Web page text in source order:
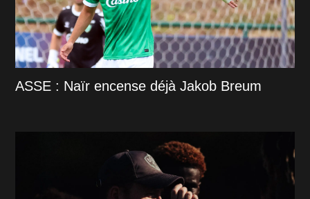
ASSE : Naïr encense déjà Jakob Breum